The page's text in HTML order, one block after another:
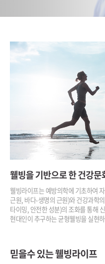
웰빙을 기반으로 한건강문
웰빙라이프는 예방의학에 기초하여
근원, 바다-생명의 근원)와건강과학
타이밍, 안전한 성분)의 조화를 통해
현대인이 추구하는 균형웰빙을 실현
믿을수 있는 웰빙라이프